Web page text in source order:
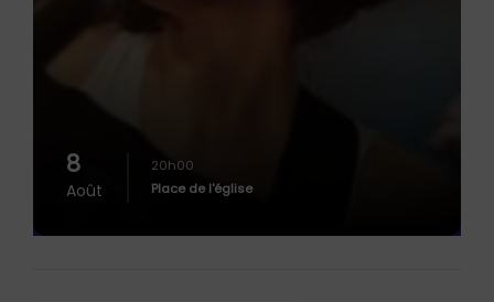
8
Août
20h00
Place de l'église